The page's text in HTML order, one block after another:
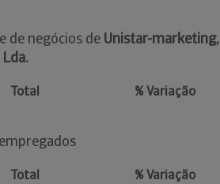
de negócios de Unistar-marketing,
Total % Variação
Total % Variação